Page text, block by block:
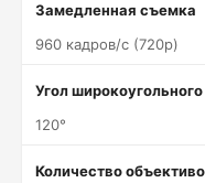
Замедленная съемка
960 кадров/c (720p)
Угол
120°
Количество